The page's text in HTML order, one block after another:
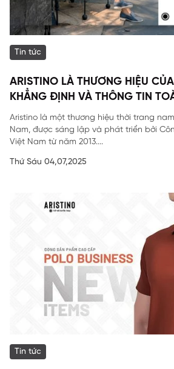
Tin tức
ARISTINO LÀ THƯƠNG HIỆU
KHẲNG ĐỊNH VÀ THÔNG TIN
Aristino là một thương hiệu thời trang
Nam, được sáng lập và phát triển bởi
Việt Nam từ năm 2013....
Thứ Sáu 04,07,2025
Tin tức